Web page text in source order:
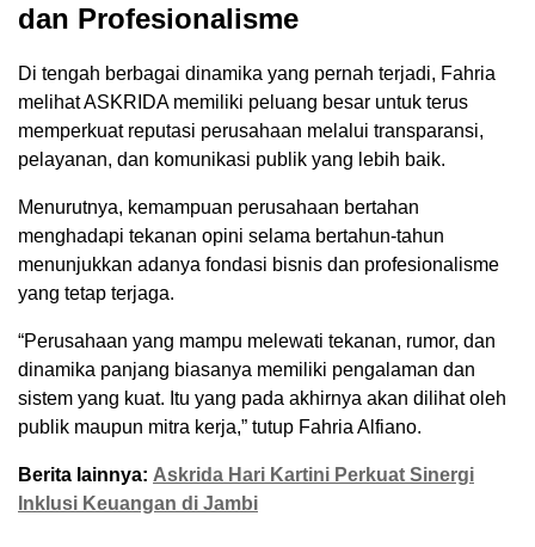
dan Profesionalisme
Di tengah berbagai dinamika yang pernah terjadi, Fahria
melihat ASKRIDA memiliki peluang besar untuk terus
memperkuat reputasi perusahaan melalui transparansi,
pelayanan, dan komunikasi publik yang lebih baik.
Menurutnya, kemampuan perusahaan bertahan
menghadapi tekanan opini selama bertahun-tahun
menunjukkan adanya fondasi bisnis dan profesionalisme
yang tetap terjaga.
“Perusahaan yang mampu melewati tekanan, rumor, dan
dinamika panjang biasanya memiliki pengalaman dan
sistem yang kuat. Itu yang pada akhirnya akan dilihat oleh
publik maupun mitra kerja,” tutup Fahria Alfiano.
Berita lainnya: Askrida Hari Kartini Perkuat Sinergi
Inklusi Keuangan di Jambi